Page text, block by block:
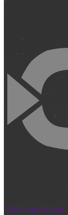
Videómenedzsment